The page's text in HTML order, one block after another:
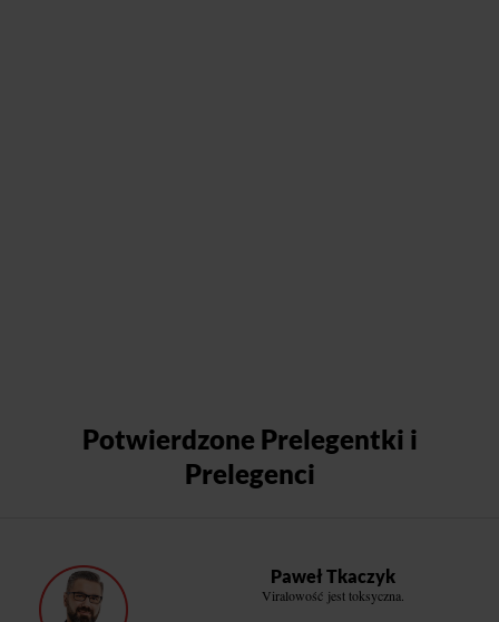
Potwierdzone Prelegentki i
Prelegenci
Paweł Tkaczyk
Viralowość jest toksyczna.